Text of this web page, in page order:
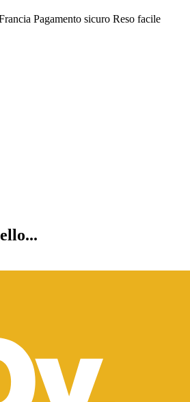
Pagamento sicuro Reso facile